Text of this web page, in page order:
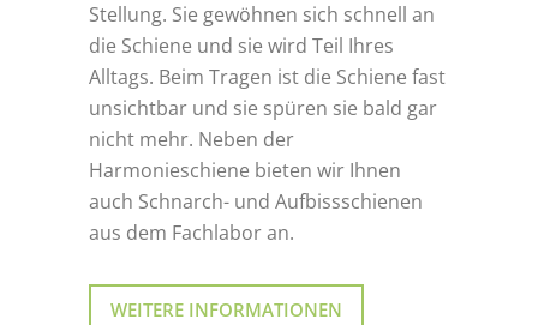
Stellung. Sie gewöhnen sich schnell an
die Schiene und sie wird Teil Ihres
Alltags. Beim Tragen ist die Schiene fast
unsichtbar und sie spüren sie bald gar
nicht mehr. Neben der
Harmonieschiene bieten wir Ihnen
auch Schnarch- und Aufbissschienen
aus dem Fachlabor an.
WEITERE INFORMATIONEN